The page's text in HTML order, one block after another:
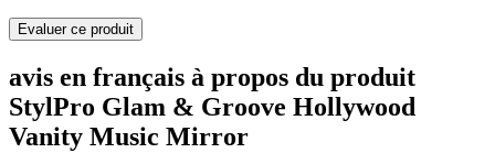
Evaluer ce produit
avis en français à propos du produit
StylPro Glam & Groove Hollywood
Vanity Music Mirror